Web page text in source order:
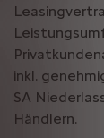
inkl.
SA
Händlern.